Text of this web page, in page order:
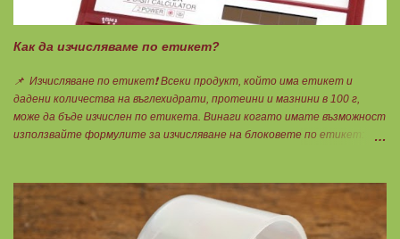
обратен процес на реестеризация. Винаги избирайте
форма. И накрая е важно ...
Как да изчисляваме по етикет?
📌 Изчисляване по етикет❗ Всеки продукт, който има етикет и
дадени количества на въглехидрати, протеини и мазнини в 100 г,
може да бъде изчислен по етикета. Винаги когато имате възможност
използвайте формулите за изчисляване на блоковете по етикет:
въглехидрати в 100 г = количеството въглехидрати за 1 блок.
Мазнини: 150 : количеството мазнини в 100 г продукт = мазнините за
1 блок.